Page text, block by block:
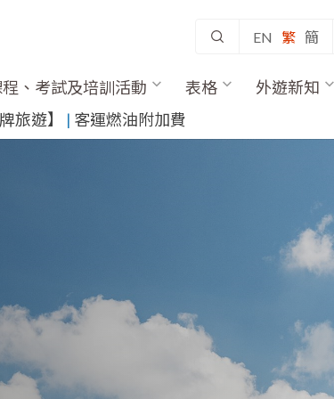
EN 繁 簡
、考試及培訓活動 表格 外遊新知
旅遊】
​ | 客運燃油附加費